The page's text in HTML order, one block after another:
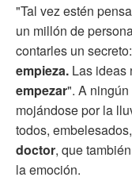
"Tal vez estén
un millón de
contarles un secreto:
empieza. Las ideas
empezar". A
mojándose por la
todos, embelesados,
doctor, que
la emoción.